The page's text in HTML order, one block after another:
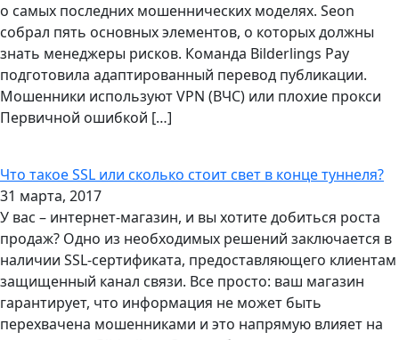
о самых последних мошеннических моделях. Seon
собрал пять основных элементов, о которых должны
знать менеджеры рисков. Команда Bilderlings Pay
подготовила адаптированный перевод публикации.
Мошенники используют VPN (ВЧС) или плохие прокси
Первичной ошибкой […]
Что такое SSL или сколько стоит свет в конце туннеля?
31 марта, 2017
У вас – интернет-магазин, и вы хотите добиться роста
продаж? Одно из необходимых решений заключается в
наличии SSL-сертификата, предоставляющего клиентам
защищенный канал связи. Все просто: ваш магазин
гарантирует, что информация не может быть
перехвачена мошенниками и это напрямую влияет на